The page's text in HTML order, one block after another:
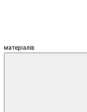
матеріалів